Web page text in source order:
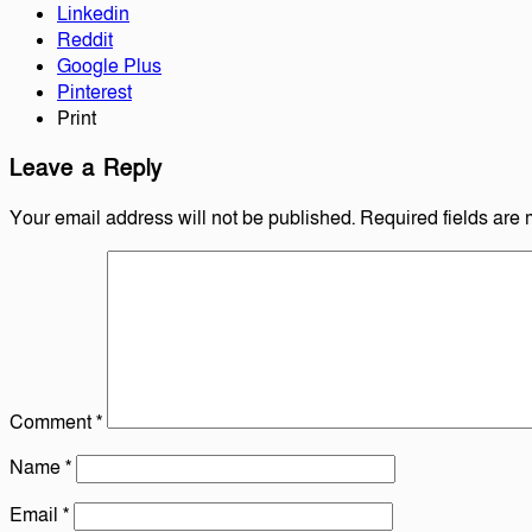
Linkedin
Reddit
Google Plus
Pinterest
Print
Leave a Reply
Your email address will not be published. Required fields are
Comment*
Name*
Email *